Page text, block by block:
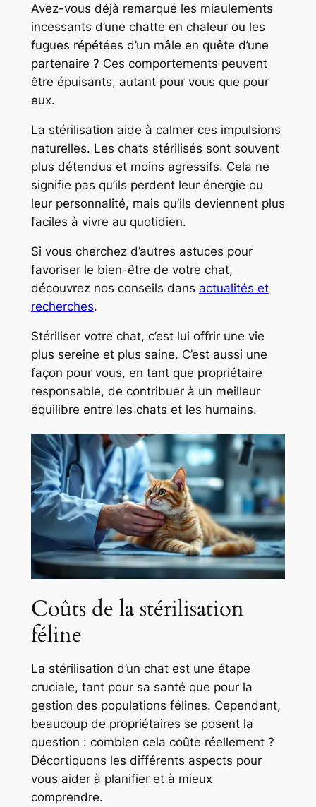
Avez-vous déjà remarqué les miaulements
incessants d’une chatte en chaleur ou les
fugues répétées d’un mâle en quête d’une
partenaire ? Ces comportements peuvent
être épuisants, autant pour vous que pour
eux.
La stérilisation aide à calmer ces impulsions
naturelles. Les chats stérilisés sont souvent
plus détendus et moins agressifs. Cela ne
signifie pas qu’ils perdent leur énergie ou
leur personnalité, mais qu’ils deviennent plus
faciles à vivre au quotidien.
Si vous cherchez d’autres astuces pour
favoriser le bien-être de votre chat,
découvrez nos conseils dans actualités et
recherches.
Stériliser votre chat, c’est lui offrir une vie
plus sereine et plus saine. C’est aussi une
façon pour vous, en tant que propriétaire
responsable, de contribuer à un meilleur
équilibre entre les chats et les humains.
Coûts de la stérilisation
féline
La stérilisation d’un chat est une étape
cruciale, tant pour sa santé que pour la
gestion des populations félines. Cependant,
beaucoup de propriétaires se posent la
question : combien cela coûte réellement ?
Décortiquons les différents aspects pour
vous aider à planifier et à mieux
comprendre.